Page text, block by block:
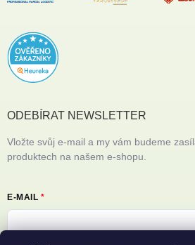
ODEBÍRAT NEWSLETTER
Vložte svůj e-mail a my vám budeme
produktech na našem e-shopu.
E-MAIL